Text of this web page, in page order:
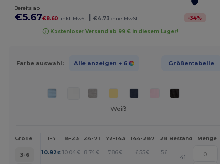
Bereits ab
€5.67€8.60 inkl. MwSt | €4.73ohne MwSt -34%
Kostenloser Versand ab 99 € in diesem Lager!
Farbe auswahl: Alle anzeigen + 6 Größentabelle
Weiß
Größe 1-7 8-23 24-71 72-143 144-287 288 + Mehr
Bestand Menge
3-6 10.92 € 10.04 € 8.74 € 7.86€ 6.55€ 5.67
41